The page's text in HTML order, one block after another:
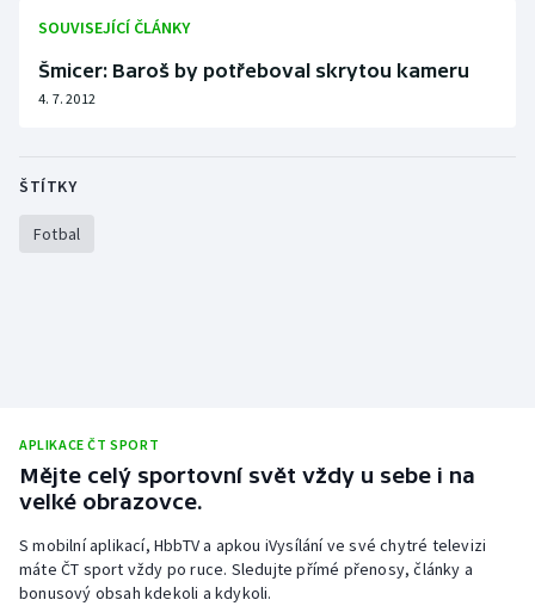
Jezdectví
Judo
Lezení
Lyže a snowboard
Parasport
Plážový volejbal
SOUVISEJÍCÍ ČLÁNKY
Šmicer: Baroš by potřeboval skrytou kameru
4. 7. 2012
ŠTÍTKY
Fotbal
APLIKACE ČT SPORT
Mějte celý sportovní svět vždy u sebe i na
velké obrazovce.
S mobilní aplikací, HbbTV a apkou iVysílání ve své chytré televizi
máte ČT sport vždy po ruce. Sledujte přímé přenosy, články a
bonusový obsah kdekoli a kdykoli.